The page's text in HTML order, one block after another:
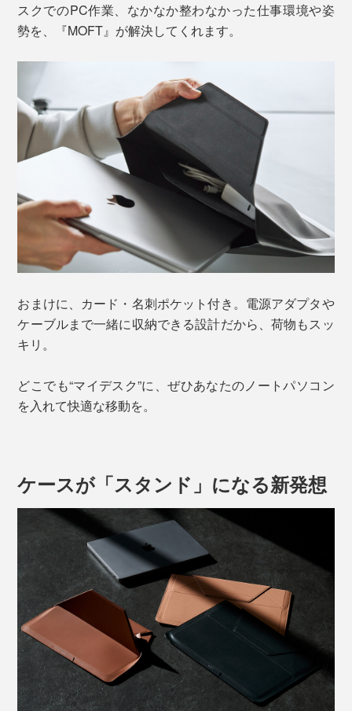
スクでのPC作業、なかなか整わなかった仕事環境や姿
勢を、『MOFT』が解決してくれます。
おまけに、カード・名刺ポケット付き。電源アダプタや
ケーブルまで一緒に収納できる設計だから、荷物もスッ
キリ。
どこでも“マイデスク”に、ぜひあなたのノートパソコン
を入れて快適な移動を。
ケースが「スタンド」になる新発想